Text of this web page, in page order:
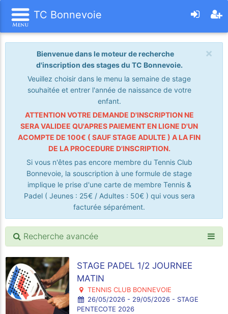
TC Bonnevoie
×
Bienvenue dans le moteur de recherche
d'inscription des stages du TC Bonnevoie.
Veuillez choisir dans le menu la semaine de stage
souhaitée et entrer l'année de naissance de votre
enfant.
ATTENTION VOTRE DEMANDE D'INSCRIPTION NE
SERA VALIDEE QU'APRES PAIEMENT EN LIGNE D'UN
ACOMPTE DE 100€ ( SAUF STAGE ADULTE ) A LA FIN
DE LA PROCEDURE D'INSCRIPTION.
Si vous n'êtes pas encore membre du Tennis Club
Bonnevoie, la souscription à une formule de stage
implique le prise d'une carte de membre Tennis &
Padel ( Jeunes : 25€ / Adultes : 50€ ) qui vous sera
facturée séparément.
Recherche avancée
STAGE PADEL 1/2 JOURNEE
MATIN
TENNIS CLUB BONNEVOIE
26/05/2026 - 29/05/2026 - STAGE
PENTECOTE 2026